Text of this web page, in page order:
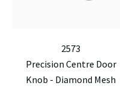
2573
Precision Centre Door
Knob - Diamond Mesh